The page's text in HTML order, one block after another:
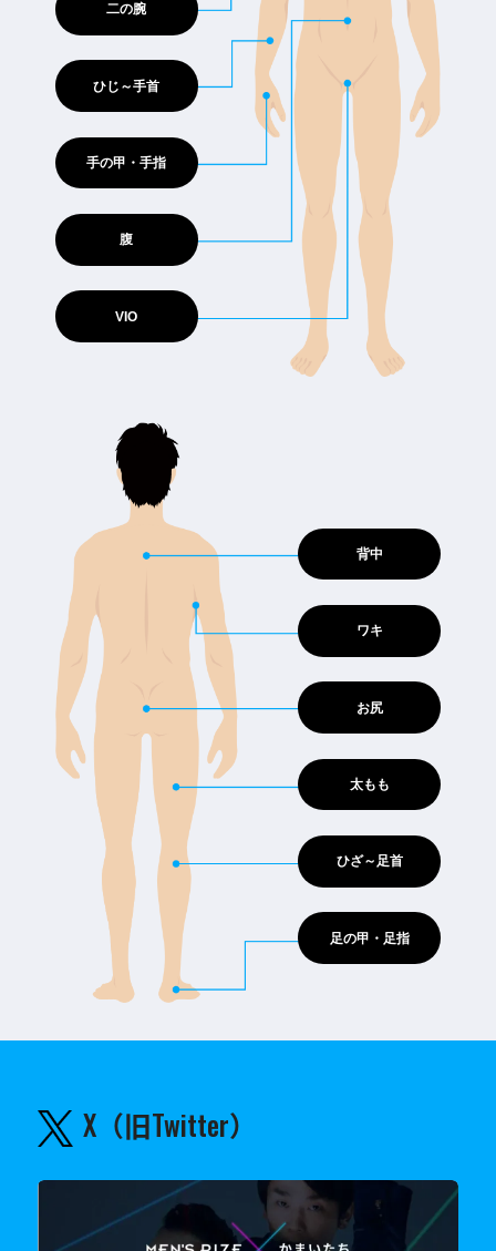
二の腕
ひじ～手首
手の甲・手指
腹
VIO
背中
ワキ
お尻
太もも
ひざ～足首
足の甲・足指
X（旧Twitter）